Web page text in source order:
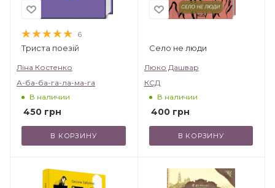
6
Триста поезій
Ліна Костенко
А-ба-ба-га-ла-ма-га
В наличии
450 грн
В КОРЗИНУ
Село не люди
Люко Дашвар
КСД
В наличии
400грн
В КОРЗИНУ